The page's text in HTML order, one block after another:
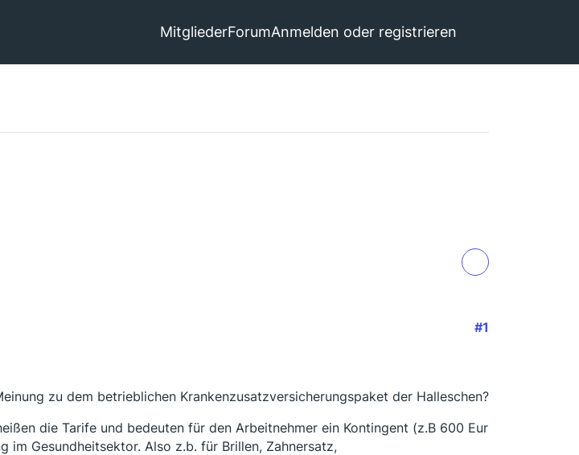
MitgliederForumAnmelden oder registrieren
#1
zu dem betrieblichen Krankenzusatzversicherungspaket der Halleschen?
die Tarife und bedeuten für den Arbeitnehmer ein Kontingent (z.B 600 Eur
im Gesundheitsektor. Also z.b. für Brillen, Zahnersatz,